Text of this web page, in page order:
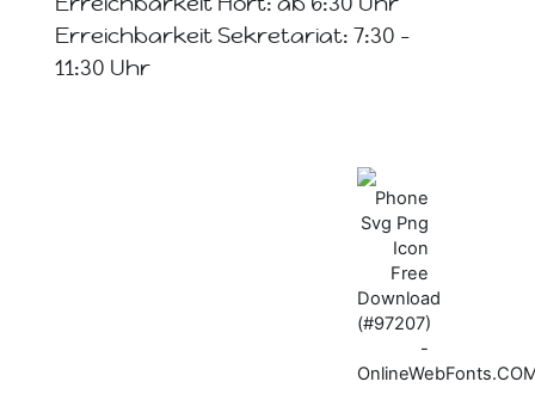
Erreichbarkeit Sekretariat: 7:30 -
11:30 Uhr